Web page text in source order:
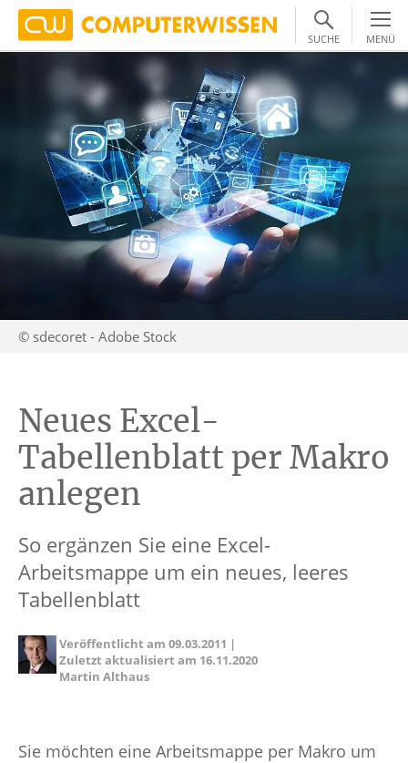
SUCHE MENÜ
© sdecoret - Adobe Stock
Neues Excel-
Tabellenblatt per Makro
anlegen
So ergänzen Sie eine Excel-
Arbeitsmappe um ein neues, leeres
Tabellenblatt
Veröffentlicht am09.03.2011 |
Zuletzt aktualisiert am 16.11.2020
Martin Althaus
Sie möchten eine Arbeitsmappe per Makro um